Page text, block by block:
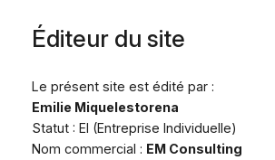
Éditeur du site
Le présent site est édité par :
Emilie Miquelestorena
Statut : EI (Entreprise Individuelle)
Nom commercial : EM Consulting